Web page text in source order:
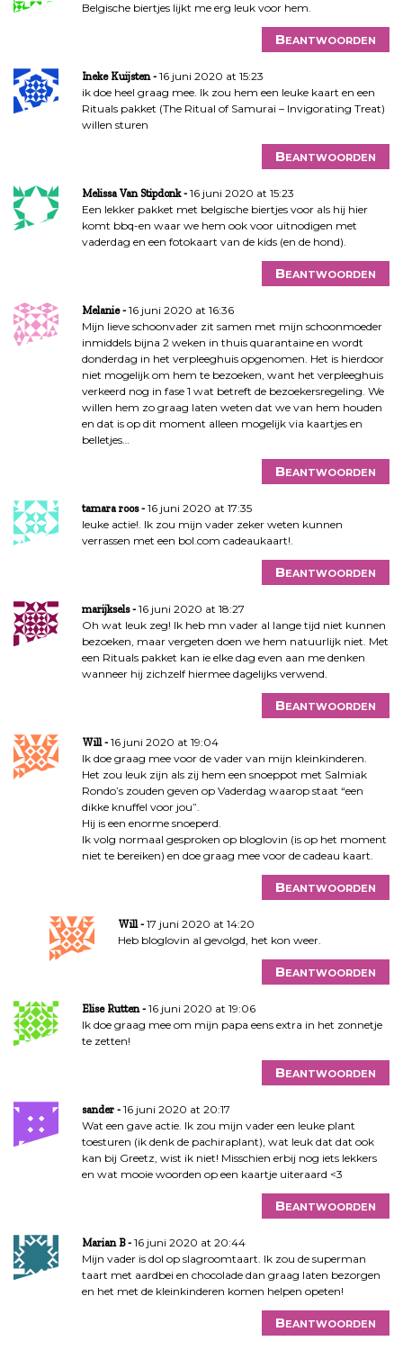
Belgische biertjes lijkt me erg leuk voor hem.
Beantwoorden
Ineke Kuijsten
16 juni 2020 at 15:23
ik doe heel graag mee. Ik zou hem een leuke kaart en een
Rituals pakket (The Ritual of Samurai – Invigorating Treat)
willen sturen
Beantwoorden
Melissa Van Stipdonk
16 juni 2020 at 15:23
Een lekker pakket met belgische biertjes voor als hij hier
komt bbq-en waar we hem ook voor uitnodigen met
vaderdag en een fotokaart van de kids (en de hond).
Beantwoorden
Melanie
16 juni 2020 at 16:36
Mijn lieve schoonvader zit samen met mijn schoonmoeder
inmiddels bijna 2 weken in thuis quarantaine en wordt
donderdag in het verpleeghuis opgenomen. Het is hierdoor
niet mogelijk om hem te bezoeken, want het verpleeghuis
verkeerd nog in fase 1 wat betreft de bezoekersregeling. We
willen hem zo graag laten weten dat we van hem houden
en dat is op dit moment alleen mogelijk via kaartjes en
belletjes…
Beantwoorden
tamara roos
16 juni 2020 at 17:35
leuke actie!. Ik zou mijn vader zeker weten kunnen
verrassen met een bol.com cadeaukaart!.
Beantwoorden
marijksels
16 juni 2020 at 18:27
Oh wat leuk zeg! Ik heb mn vader al lange tijd niet kunnen
bezoeken, maar vergeten doen we hem natuurlijk niet. Met
een Rituals pakket kan ie elke dag even aan me denken
wanneer hij zichzelf hiermee dagelijks verwend.
Beantwoorden
Will
16 juni 2020 at 19:04
Ik doe graag mee voor de vader van mijn kleinkinderen.
Het zou leuk zijn als zij hem een snoeppot met Salmiak
Rondo’s zouden geven op Vaderdag waarop staat “een
dikke knuffel voor jou”.
Hij is een enorme snoeperd.
Ik volg normaal gesproken op bloglovin (is op het moment
niet te bereiken) en doe graag mee voor de cadeau kaart.
Beantwoorden
Will
17 juni 2020 at 14:20
Heb bloglovin al gevolgd, het kon weer.
Beantwoorden
Elise Rutten
16 juni 2020 at 19:06
Ik doe graag mee om mijn papa eens extra in het zonnetje
te zetten!
Beantwoorden
sander
16 juni 2020 at 20:17
Wat een gave actie. Ik zou mijn vader een leuke plant
toesturen (ik denk de pachiraplant), wat leuk dat dat ook
kan bij Greetz, wist ik niet! Misschien erbij nog iets lekkers
en wat mooie woorden op een kaartje uiteraard <3
Beantwoorden
Marian B
16 juni 2020 at 20:44
Mijn vader is dol op slagroomtaart. Ik zou de superman
taart met aardbei en chocolade dan graag laten bezorgen
en het met de kleinkinderen komen helpen opeten!
Beantwoorden